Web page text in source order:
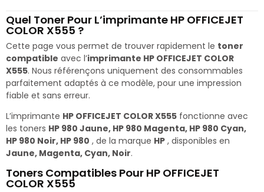
Quel Toner Pour L’imprimante HP OFFICEJET
COLOR X555 ?
Cette page vous permet de trouver rapidement le toner
compatible avec l’imprimante HP OFFICEJET COLOR
X555. Nous référençons uniquement des consommables
parfaitement adaptés à ce modèle, pour une impression
fiable et sans erreur.
L’imprimante HP OFFICEJET COLOR X555 fonctionne avec
les toners HP 980 Jaune, HP 980 Magenta, HP 980 Cyan,
HP 980 Noir, HP 980 , de la marque HP , disponibles en
Jaune, Magenta, Cyan, Noir.
Toners Compatibles Pour HP OFFICEJET
COLOR X555